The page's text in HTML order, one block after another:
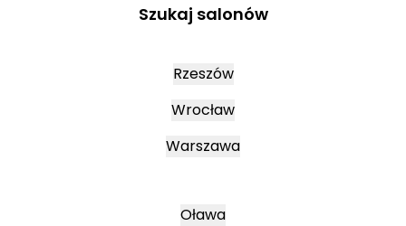
Szukaj salonów
Rzeszów
Wrocław
Warszawa
Oława